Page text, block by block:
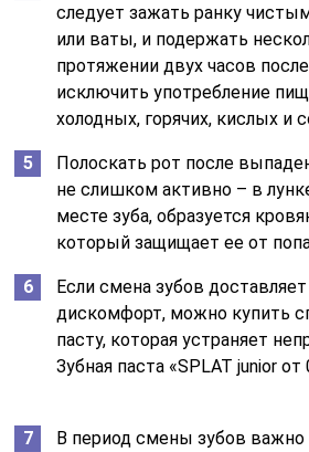
следует зажать ранку
или ваты, и подержать
протяжении двух часов
исключить употребление
холодных, горячих, кислых и
Полоскать рот после
не слишком активно – в
месте зуба, образуется
который защищает ее от
Если смена зубов
дискомфорт, можно купить
пасту, которая устраняет
Зубная паста «SPLAT junior от
В период смены зубов